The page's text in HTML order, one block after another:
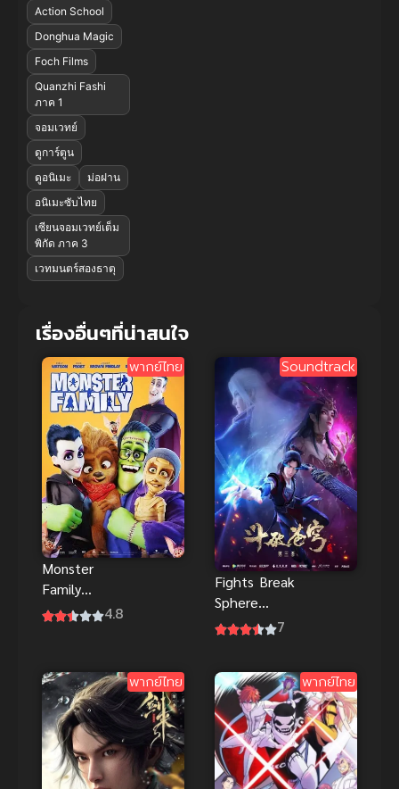
Action School
Donghua Magic
Foch Films
Quanzhi Fashi
ภาค 1
จอมเวทย์
ดูการ์ตูน
ดูอนิเมะ
ม่อฝาน
อนิเมะซับไทย
เซียนจอมเวทย์เต็ม
พิกัด ภาค 3
เวทมนตร์สองธาตุ
เรื่องอื่นๆที่น่าสนใจ
พากย์ไทย
Monster
Family
ครอบครัวป่วน
สุดฮาพาเพลิน
ดี
4.8
Soundtrack
Fights Break
Sphere
Season 3 7
พากย์ไทย พากย์ไทย